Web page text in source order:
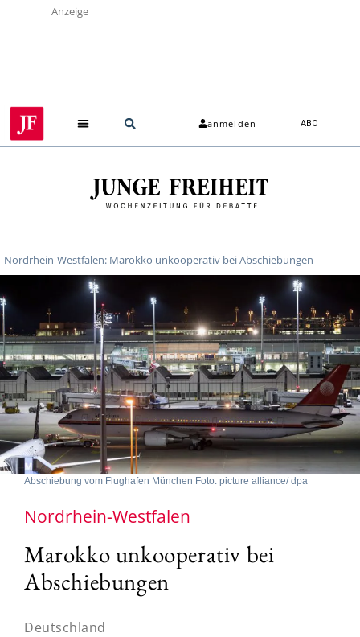
Anzeige
anmelden ABO
Nordrhein-Westfalen: Marokko unkooperativ bei Abschiebungen
Abschiebung vom Flughafen München Foto: picture alliance/ dpa
Nordrhein-Westfalen
Marokko unkooperativ bei
Abschiebungen
Deutschland